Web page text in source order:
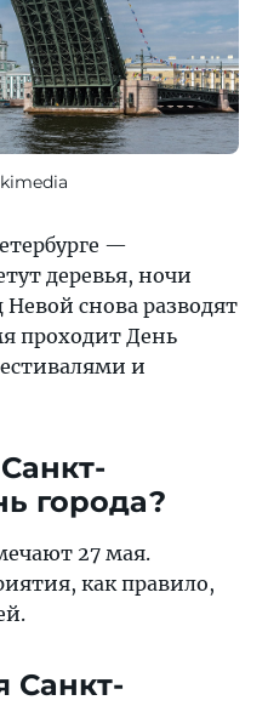
—
деревья, ночи
Невой снова разводят
проходит День
и
города?
27 мая.
как правило,
Санкт-